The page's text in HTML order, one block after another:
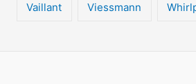
Vaillant Viessmann